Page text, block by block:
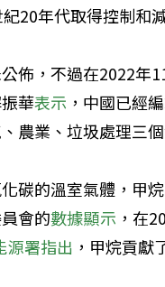
20年代取得控制和
佈，不過在2022年
華表示 ，中國已經
農業、垃圾處理三
碳的溫室氣體，甲
會的數據顯示 ，在
源署指出 ，甲烷貢獻